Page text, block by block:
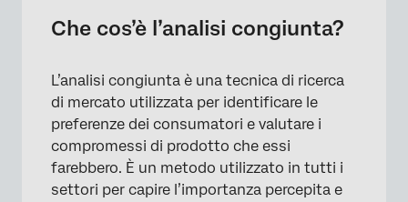
Che cos’è l’analisi congiunta?
L’analisi congiunta è una tecnica di ricerca
di mercato utilizzata per identificare le
preferenze dei consumatori e valutare i
compromessi di prodotto che essi
farebbero. È un metodo utilizzato in tutti i
settori per capire l’importanza percepita e